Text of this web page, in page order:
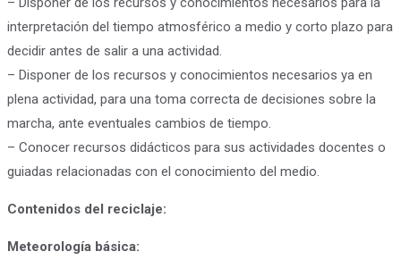
interpretación del tiempo atmosférico a medio y corto plazo para
decidir antes de salir a una actividad.
– Disponer de los recursos y conocimientos necesarios ya en
plena actividad, para una toma correcta de decisiones sobre la
marcha, ante eventuales cambios de tiempo.
– Conocer recursos didácticos para sus actividades docentes o
guiadas relacionadas con el conocimiento del medio.
Contenidos del reciclaje:
Meteorología básica: